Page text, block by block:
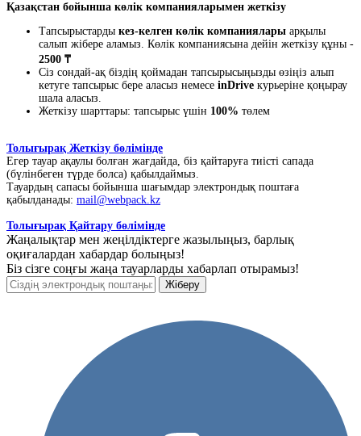
Қазақстан бойынша көлік компанияларымен жеткізу
Тапсырыстарды кез-келген көлік компаниялары арқылы
салып жібере аламыз. Көлік компаниясына дейін жеткізу құны -
2500 ₸
Сіз сондай-ақ біздің қоймадан тапсырысыңызды өзіңіз алып
кетуге тапсырыс бере аласыз немесе inDrive курьеріне қоңырау
шала аласыз.
Жеткізу шарттары: тапсырыс үшін 100% төлем
Толығырақ Жеткізу бөлімінде
Егер тауар ақаулы болған жағдайда, біз қайтаруға тиісті сапада
(бүлінбеген түрде болса) қабылдаймыз.
Тауардың сапасы бойынша шағымдар электрондық поштаға
қабылданады: mail@webpack.kz
Толығырақ Қайтару бөлімінде
Жаңалықтар мен жеңілдіктерге жазылыңыз, барлық
оқиғалардан хабардар болыңыз!
Біз сізге соңғы жаңа тауарларды хабарлап отырамыз!